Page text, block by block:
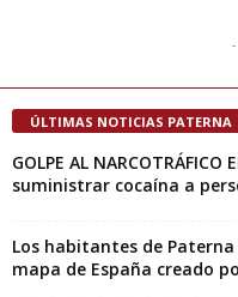
-
ÚLTIMAS NOTICIAS PATERNA
GOLPE AL
suministrar cocaína a
Los habitantes de
mapa de España creado